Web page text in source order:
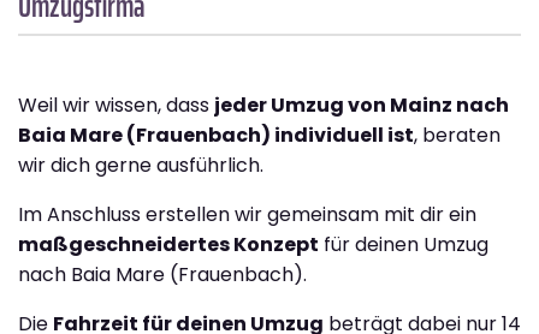
Weil wir wissen, dass jeder Umzug von Mainz nach
Baia Mare (Frauenbach) individuell ist, beraten
wir dich gerne ausführlich.
Im Anschluss erstellen wir gemeinsam mit dir ein
maßgeschneidertes Konzept für deinen Umzug
nach Baia Mare (Frauenbach).
Die Fahrzeit für deinen Umzug beträgt dabei nur 14